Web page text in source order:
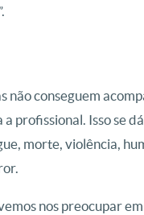
não conseguem
a profissional. Isso se
morte, violência,
nos preocupar